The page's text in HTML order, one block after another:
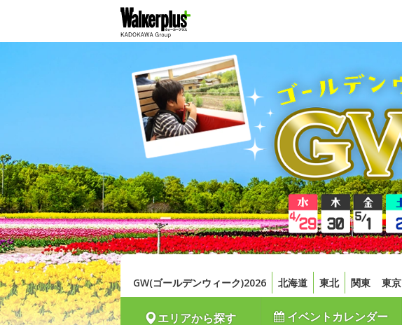
GW(ゴールデンウィーク)2026 北海道 東北 関東 東京
エリアから探す イベントカレンダー